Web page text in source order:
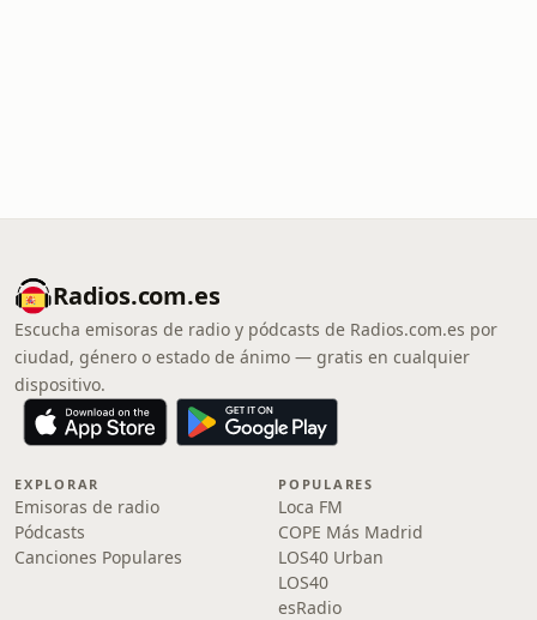
Radios.com.es
Escucha emisoras de radio y pódcasts de Radios.com.es por
ciudad, género o estado de ánimo — gratis en cualquier
dispositivo.
EXPLORAR
Emisoras de radio
Pódcasts
Canciones Populares
POPULARES
Loca FM
COPE Más Madrid
LOS40 Urban
LOS40
esRadio